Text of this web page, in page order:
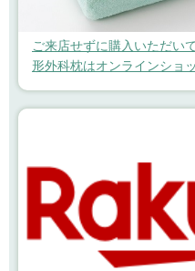
ご来店せずに購入いただい
形外科枕はオンラインショ